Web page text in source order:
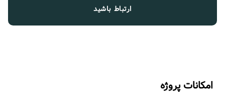
ارتباط باشید
امکانات پروژه